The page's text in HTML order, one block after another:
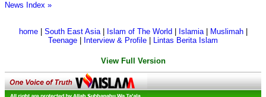
News Index »
home| South East Asia| Islam of The World Islamia| Muslimah|
Teenage
Interview & Profile Lintas Berita Islam
View Full Version